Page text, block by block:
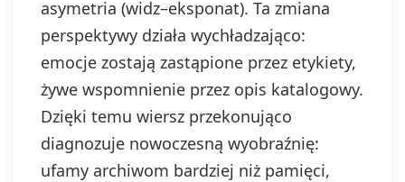
asymetria (widz–eksponat). Ta zmiana
perspektywy działa wychładzająco:
emocje zostają zastąpione przez etykiety,
żywe wspomnienie przez opis katalogowy.
Dzięki temu wiersz przekonująco
diagnozuje nowoczesną wyobraźnię:
ufamy archiwom bardziej niż pamięci,